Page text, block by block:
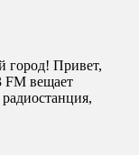
город! Привет,
FM вещает